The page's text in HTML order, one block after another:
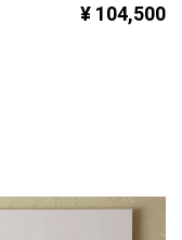
¥ 104,500